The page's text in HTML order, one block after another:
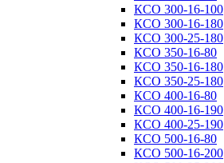
КСО 300-16-100
КСО 300-16-180
КСО 300-25-180
КСО 350-16-80
КСО 350-16-180
КСО 350-25-180
КСО 400-16-80
КСО 400-16-190
КСО 400-25-190
КСО 500-16-80
КСО 500-16-200